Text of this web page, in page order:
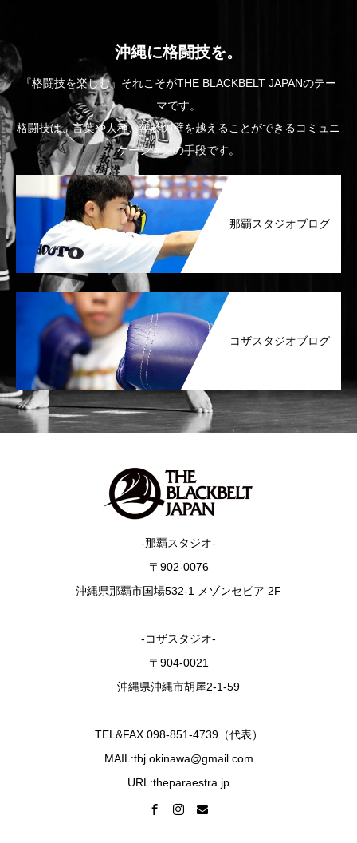
沖縄に格闘技を。
『格闘技を楽しむ』それこそがTHE BLACKBELT JAPANのテー
マです。
格闘技は、言葉や人種、年齢の壁を越えることができるコミュニ
ケーションの手段です。
那覇スタジオブログ
コザスタジオブログ
-那覇スタジオ-
〒902-0076
沖縄県那覇市国場532-1 メゾンセピア 2F
-コザスタジオ-
〒904-0021
沖縄県沖縄市胡屋2-1-59
TEL&FAX 098-851-4739（代表）
MAIL:tbj.okinawa@gmail.com
URL:theparaestra.jp